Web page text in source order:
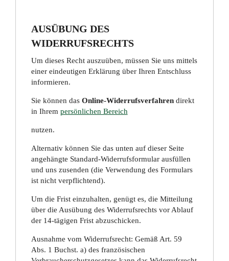
AUSÜBUNG DES
WIDERRUFSRECHTS
Um dieses Recht auszuüben, müssen Sie uns mittels
einer eindeutigen Erklärung über Ihren Entschluss
informieren.
Sie können das Online-Widerrufsverfahrendirekt
in Ihrem persönlichen Bereich
nutzen.
Alternativ können Sie das unten auf dieser Seite
angehängte Standard-Widerrufsformular ausfüllen
und uns zusenden (die Verwendung des Formulars
ist nicht verpflichtend).
Um die Frist einzuhalten, genügt es, die Mitteilung
über die Ausübung des Widerrufsrechts vor Ablauf
der 14-tägigen Frist abzuschicken.
Ausnahme vom Widerrufsrecht: Gemäß Art. 59
Abs. 1 Buchst. a) des französischen